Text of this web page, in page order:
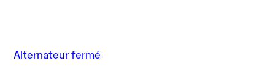
Alternateur fermé